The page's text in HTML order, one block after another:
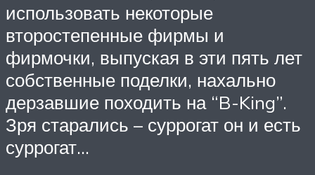
использовать некоторые
второстепенные фирмы и
фирмочки, выпуская в эти пять лет
собственные поделки, нахально
дерзавшие походить на “B-King”.
Зря старались – суррогат он и есть
суррогат…